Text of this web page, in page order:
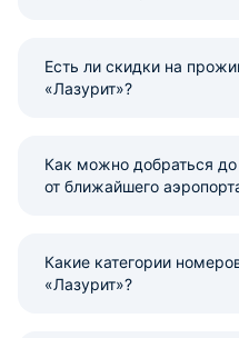
Есть ли скидки на
«Лазурит»?
Как можно добраться
от ближайшего
Какие категории
«Лазурит»?